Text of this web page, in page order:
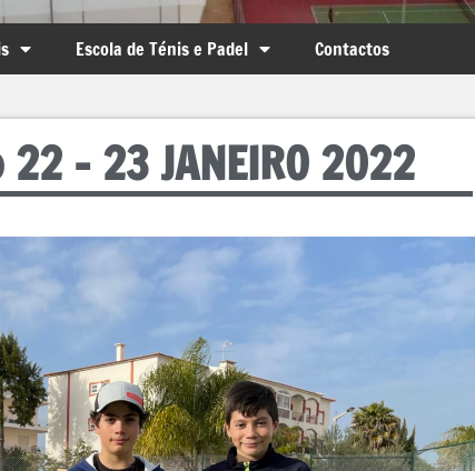
Escola de Ténis e Padel Contactos
– 23 JANEIRO 2022